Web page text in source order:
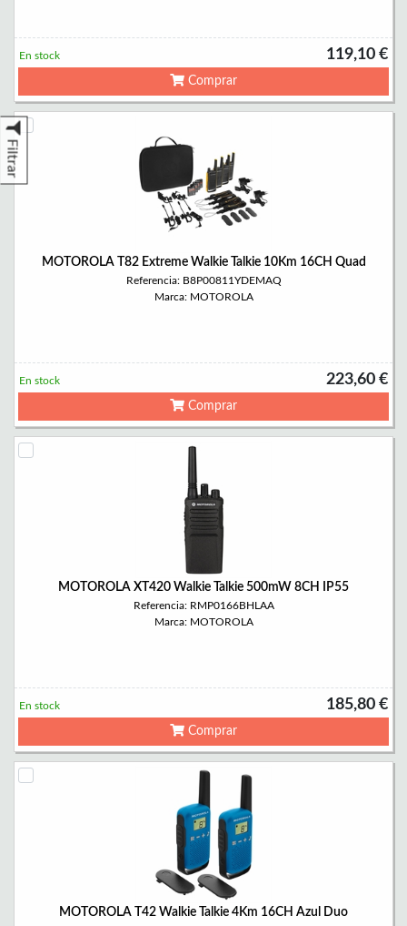
Filtrar
119,10 €
En stock
Comprar
MOTOROLA T82 Extreme Walkie Talkie 10Km 16CH Quad
Referencia: B8P00811YDEMAQ
Marca: MOTOROLA
223,60 €
En stock
Comprar
MOTOROLA XT420 Walkie Talkie 500mW 8CH IP55
Referencia: RMP0166BHLAA
Marca: MOTOROLA
185,80 €
En stock
Comprar
MOTOROLA T42 Walkie Talkie 4Km 16CH Azul Duo